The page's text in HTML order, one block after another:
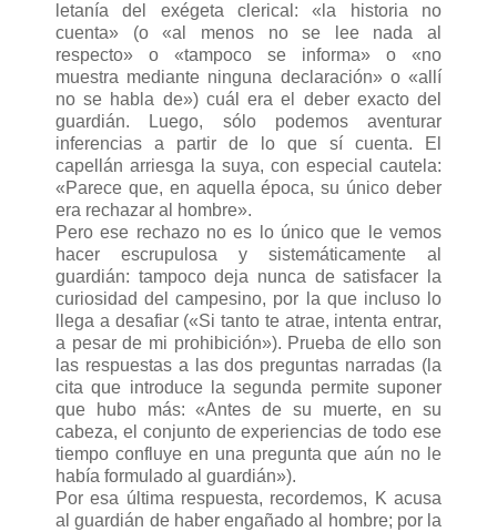
letanía del exégeta clerical: «la historia no
cuenta» (o «al menos no se lee nada al
respecto» o «tampoco se informa» o «no
muestra mediante ninguna declaración» o «allí
no se habla de») cuál era el deber exacto del
guardián. Luego, sólo podemos aventurar
inferencias a partir de lo que sí cuenta. El
capellán arriesga la suya, con especial cautela:
«Parece que, en aquella época, su único deber
era rechazar al hombre».
Pero ese rechazo no es lo único que le vemos
hacer escrupulosa y sistemáticamente al
guardián: tampoco deja nunca de satisfacer la
curiosidad del campesino, por la que incluso lo
llega a desafiar («Si tanto te atrae, intenta entrar,
a pesar de mi prohibición»). Prueba de ello son
las respuestas a las dos preguntas narradas (la
cita que introduce la segunda permite suponer
que hubo más: «Antes de su muerte, en su
cabeza, el conjunto de experiencias de todo ese
tiempo confluye en una pregunta que aún no le
había formulado al guardián»).
Por esa última respuesta, recordemos, K acusa
al guardián de haber engañado al hombre; por la